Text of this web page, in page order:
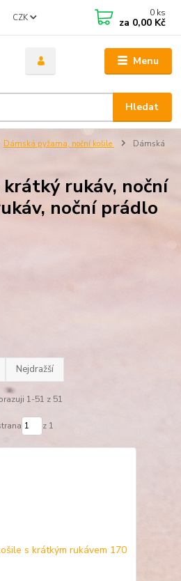
Menu
CZK
Hledat
0 ks
za 0,00 Kč
Dámská pyžama, noční košile
Dámská
rukáv, noční
noční prádlo
Nejdražší
1-51 z 51
z 1